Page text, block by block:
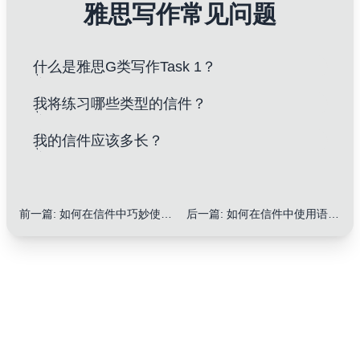
雅思写作常见问题
什么是雅思G类写作Task 1？
我将练习哪些类型的信件？
我的信件应该多长？
前一篇: 如何在信件中巧妙使用同义词提升语言丰富度：5个实用技巧 后一篇: 如何在信件中使用语气词提升情感表达：10个实用技巧